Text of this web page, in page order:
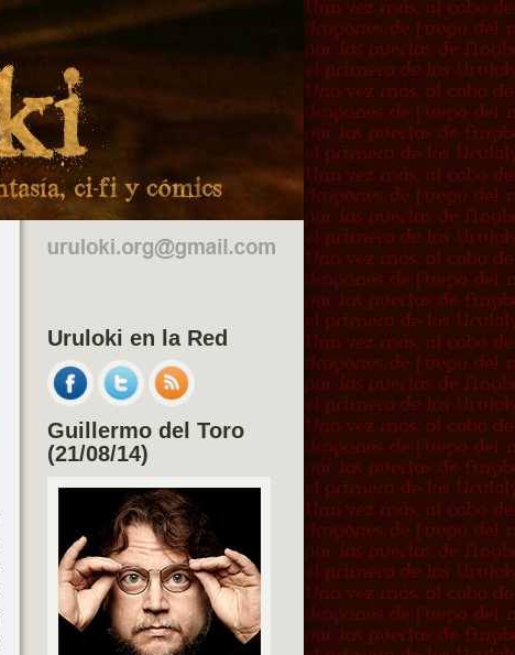
Uruloki en la Red
Guillermo del Toro
(21/08/14)